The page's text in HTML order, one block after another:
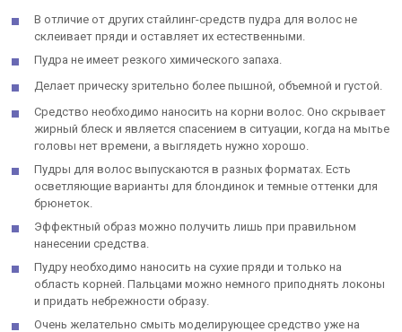
В отличие от других стайлинг-средств пудра для волос не
склеивает пряди и оставляет их естественными.
Пудра не имеет резкого химического запаха.
Делает прическу зрительно более пышной, объемной и густой.
Средство необходимо наносить на корни волос. Оно скрывает
жирный блеск и является спасением в ситуации, когда на мытье
головы нет времени, а выглядеть нужно хорошо.
Пудры для волос выпускаются в разных форматах. Есть
осветляющие варианты для блондинок и темные оттенки для
брюнеток.
Эффектный образ можно получить лишь при правильном
нанесении средства.
Пудру необходимо наносить на сухие пряди и только на
область корней. Пальцами можно немного приподнять локоны
и придать небрежности образу.
Очень желательно смыть моделирующее средство уже на